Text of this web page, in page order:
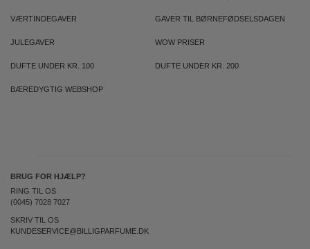
VÆRTINDEGAVER GAVER TIL BØRNEFØDSELSDAGEN
JULEGAVER WOW PRISER
DUFTE UNDER KR. 100 DUFTE UNDER KR. 200
BÆREDYGTIG WEBSHOP
BRUG FOR HJÆLP?
RING TIL OS
(0045) 7028 7027
SKRIV TIL OS
KUNDESERVICE@BILLIGPARFUME.DK